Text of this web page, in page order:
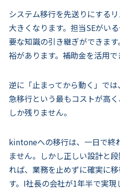
システム移行を先送りにする
大きくなります。担当SEがい
要な知識の引き継ぎができま
裕があります。補助金を活用で
逆に「止まってから動く」で
急移行という最もコストが高
しか残りません。
kintoneへの移行は、一日で終
ません。しかし正しい設計と
れば、業務を止めずに確実に
す。I社長の会社が1年半で実現